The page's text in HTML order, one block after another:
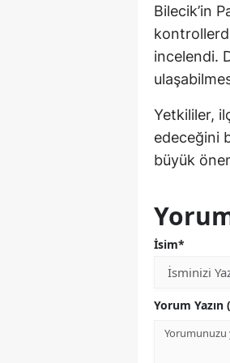
Bilecik’in
incelendi.
Yetkililer,
edeceğini
büyük
İsim*
Yorum